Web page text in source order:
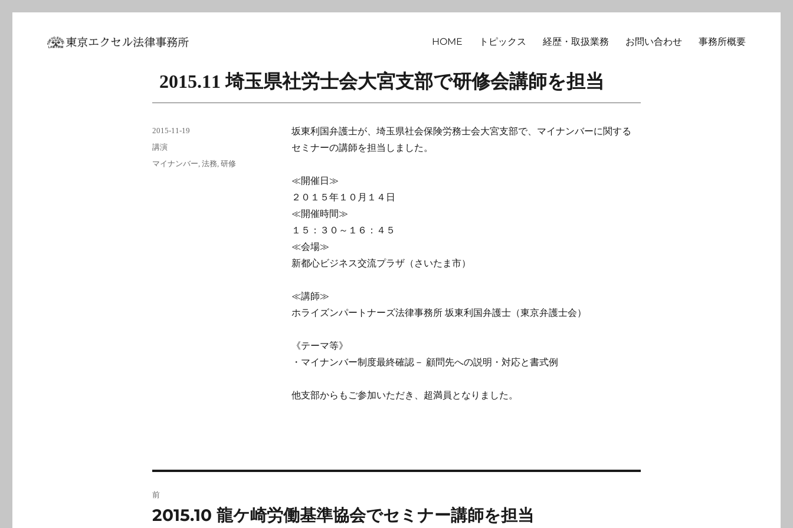
坂東 利国｜東京エクセル法律事務所
HOME トピックス 経歴・取扱業務 お問い合わせ 事務所概要
2015.11 埼玉県社労士会大宮支部で研修会講師を担当
坂東利国弁護士が、埼玉県社会保険労務士会大宮支部で、マイナンバーに関する
セミナーの講師を担当しました。
≪開催日≫
２０１５年１０月１４日
≪開催時間≫
１５：３０～１６：４５
≪会場≫
新都心ビジネス交流プラザ（さいたま市）
≪講師≫
ホライズンパートナーズ法律事務所 坂東利国弁護士（東京弁護士会）
《テーマ等》
・マイナンバー制度最終確認－ 顧問先への説明・対応と書式例
他支部からもご参加いただき、超満員となりました。
投
稿
2015-11-19
カ
講演
タ
マイナンバー 法務 研修
稿
前
前
2015.10 龍ケ崎労働基準協会でセミナー講師を担当